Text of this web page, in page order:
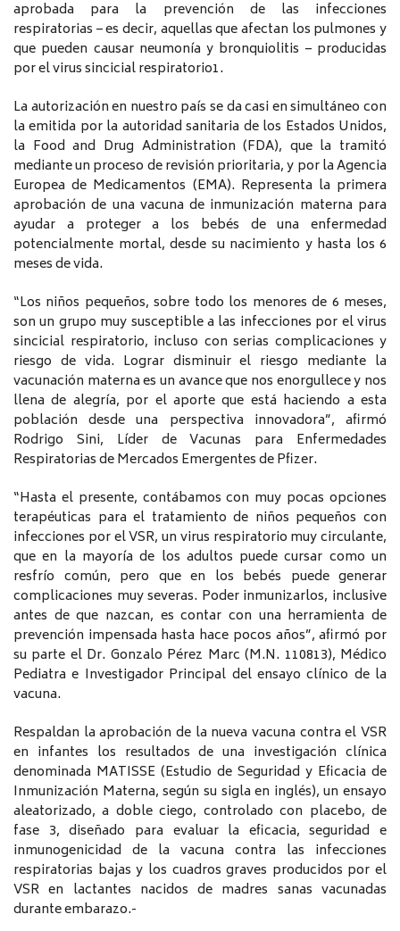
aprobada para la prevención de las infecciones
respiratorias – es decir, aquellas que afectan los pulmones y
que pueden causar neumonía y bronquiolitis – producidas
por el virus sincicial respiratorio1.
La autorización en nuestro país se da casi en simultáneo con
la emitida por la autoridad sanitaria de los Estados Unidos,
la Food and Drug Administration (FDA), que la tramitó
mediante un proceso de revisión prioritaria, y por la Agencia
Europea de Medicamentos (EMA). Representa la primera
aprobación de una vacuna de inmunización materna para
ayudar a proteger a los bebés de una enfermedad
potencialmente mortal, desde su nacimiento y hasta los 6
meses de vida.
“Los niños pequeños, sobre todo los menores de 6 meses,
son un grupo muy susceptible a las infecciones por el virus
sincicial respiratorio, incluso con serias complicaciones y
riesgo de vida. Lograr disminuir el riesgo mediante la
vacunación materna es un avance que nos enorgullece y nos
llena de alegría, por el aporte que está haciendo a esta
población desde una perspectiva innovadora”, afirmó
Rodrigo Sini, Líder de Vacunas para Enfermedades
Respiratorias de Mercados Emergentes de Pfizer.
“Hasta el presente, contábamos con muy pocas opciones
terapéuticas para el tratamiento de niños pequeños con
infecciones por el VSR, un virus respiratorio muy circulante,
que en la mayoría de los adultos puede cursar como un
resfrío común, pero que en los bebés puede generar
complicaciones muy severas. Poder inmunizarlos, inclusive
antes de que nazcan, es contar con una herramienta de
prevención impensada hasta hace pocos años”, afirmó por
su parte el Dr. Gonzalo Pérez Marc (M.N. 110813), Médico
Pediatra e Investigador Principal del ensayo clínico de la
vacuna.
Respaldan la aprobación de la nueva vacuna contra el VSR
en infantes los resultados de una investigación clínica
denominada MATISSE (Estudio de Seguridad y Eficacia de
Inmunización Materna, según su sigla en inglés), un ensayo
aleatorizado, a doble ciego, controlado con placebo, de
fase 3, diseñado para evaluar la eficacia, seguridad e
inmunogenicidad de la vacuna contra las infecciones
respiratorias bajas y los cuadros graves producidos por el
VSR en lactantes nacidos de madres sanas vacunadas
durante embarazo.-